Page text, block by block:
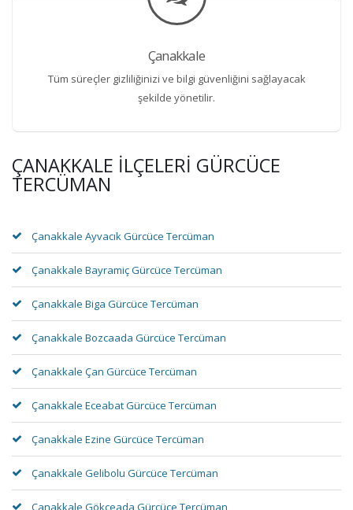
Çanakkale
Tüm süreçler gizliliğinizi ve bilgi güvenliğini sağlayacak
şekilde yönetilir.
ÇANAKKALE İLÇELERI GÜRCÜCE
TERCÜMAN
Çanakkale Ayvacık Gürcüce Tercüman
Çanakkale Bayramiç Gürcüce Tercüman
Çanakkale Biga Gürcüce Tercüman
Çanakkale Bozcaada Gürcüce Tercüman
Çanakkale Çan Gürcüce Tercüman
Çanakkale Eceabat Gürcüce Tercüman
Çanakkale Ezine Gürcüce Tercüman
Çanakkale Gelibolu Gürcüce Tercüman
Çanakkale Gökçeada Gürcüce Tercüman